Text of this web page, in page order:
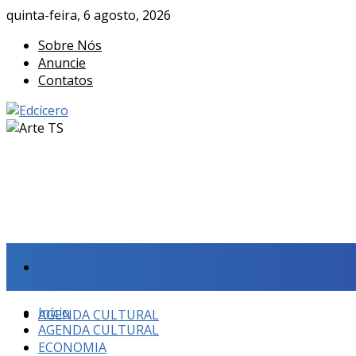
quinta-feira, 6 agosto, 2026
Sobre Nós
Anuncie
Contatos
AGENDA CULTURAL
Início
AGENDA CULTURAL
ECONOMIA